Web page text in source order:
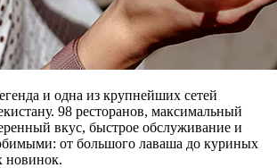
и одна из крупнейших сетей
98 ресторанов, максимальный
вкус, быстрое обслуживание и
от большого лаваша до куриных
новинок.